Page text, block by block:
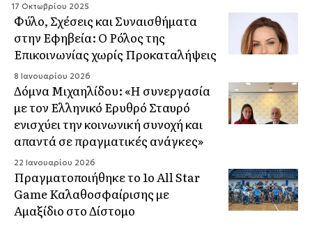
17 Οκτωβρίου 2025
Φύλο, Σχέσεις και Συναισθήματα
στην Εφηβεία: Ο Ρόλος της
Επικοινωνίας χωρίς Προκαταλήψεις
8 Ιανουαρίου 2026
Δόμνα Μιχαηλίδου: «Η συνεργασία
με τον Ελληνικό Ερυθρό Σταυρό
ενισχύει την κοινωνική συνοχή και
απαντά σε πραγματικές ανάγκες»
22 Ιανουαρίου 2026
Πραγματοποιήθηκε το 1ο All Star
Game Καλαθοσφαίρισης με
Αμαξίδιο στο Δίστομο